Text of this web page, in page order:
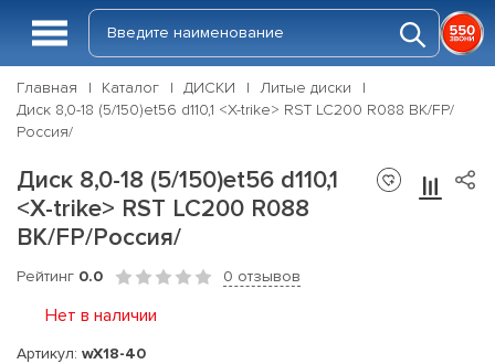
Главная Каталог ДИСКИ
Литые диски
Диск 8,0-18 (5/150)et56 d110,1 <X-trike> RST LC200 R088 BK/FP/
Россия/
Диск 8,0-18 (5/150)et56 d110,1
<X-trike> RST LC200 R088
BK/FP/Россия/
Рейтинг 0.0 0 отзывов
Нет в наличии
Артикул: wX18-40